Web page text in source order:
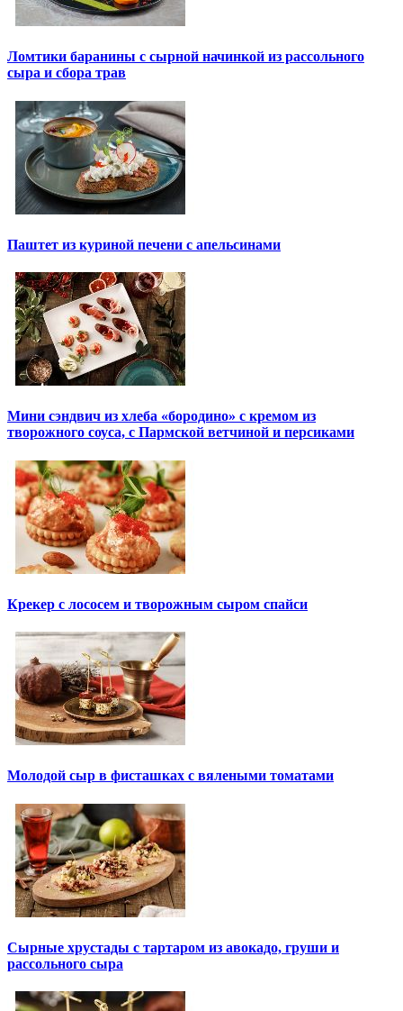
Ломтики баранины с сырной начинкой из рассольного
сыра и сбора трав
Паштет из куриной печени с апельсинами
Мини сэндвич из хлеба «бородино» с кремом из
творожного соуса, с Пармской ветчиной и персиками
Крекер с лососем и творожным сыром спайси
Молодой сыр в фисташках с вялеными томатами
Сырные хрустады с тартаром из авокадо, груши и
рассольного сыра